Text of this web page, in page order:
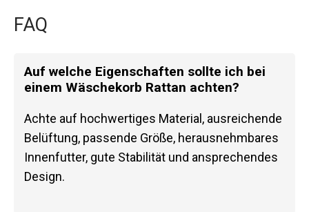
FAQ
Auf welche Eigenschaften sollte ich bei
einem Wäschekorb Rattan achten?
Achte auf hochwertiges Material, ausreichende
Belüftung, passende Größe, herausnehmbares
Innenfutter, gute Stabilität und ansprechendes
Design.